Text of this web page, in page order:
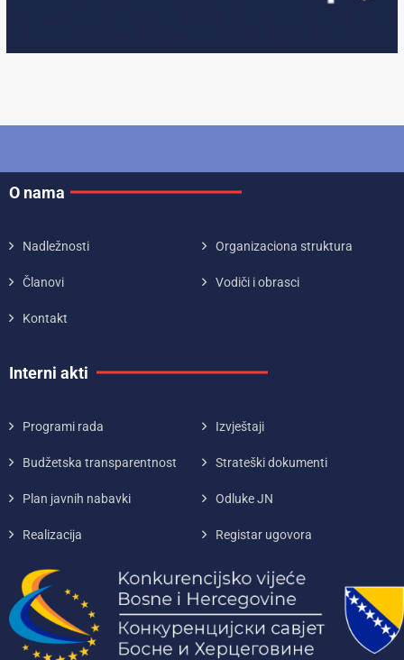
O nama
Nadležnosti Organizaciona struktura
Članovi Vodiči i obrasci
Kontakt
Interni akti
Programi rada Izvještaji
Budžetska transparentnost Strateški dokumenti
Plan javnih nabavki Odluke JN
Realizacija Registar ugovora